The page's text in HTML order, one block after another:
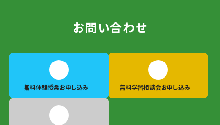
お問い合わせ
無料体験授業お申し込み 無料学習相談会お申し込み